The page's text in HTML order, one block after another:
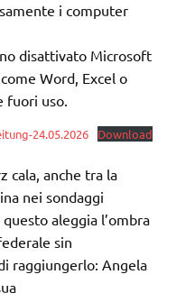
i computer
disattivato Microsoft
Word, Excel o
fuori uso.
24.05.2026 Download
cala, anche tra la
nei sondaggi
aleggia l’ombra
sin
raggiungerlo: Angela